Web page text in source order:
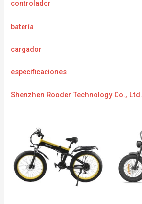
controlador
batería
cargador
especificaciones
Shenzhen Rooder Technology Co., Ltd.